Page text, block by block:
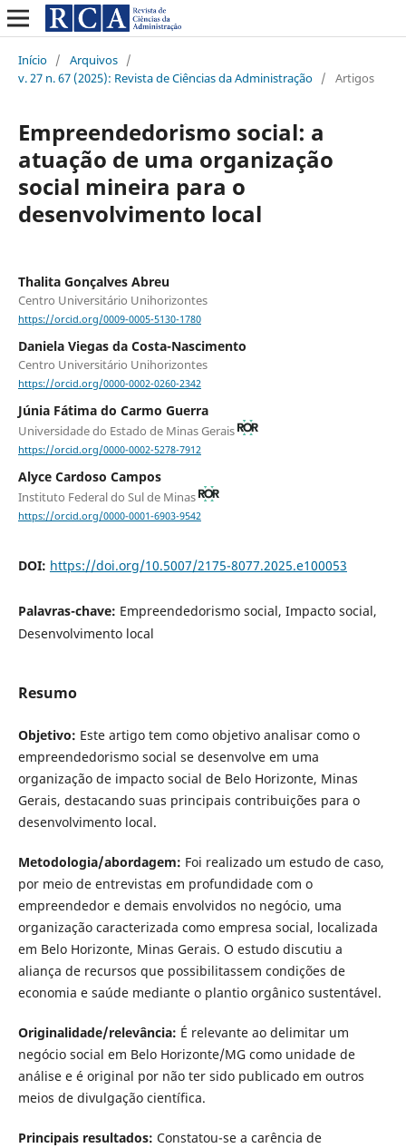
Início / Arquivos /
v. 27 n. 67 (2025): Revista de Ciências da Administração / Artigos
Empreendedorismo social: a
atuação de uma organização
social mineira para o
desenvolvimento local
Thalita Gonçalves Abreu
Centro Universitário Unihorizontes
https://orcid.org/0009-0005-5130-1780
Daniela Viegas da Costa-Nascimento
Centro Universitário Unihorizontes
https://orcid.org/0000-0002-0260-2342
Júnia Fátima do Carmo Guerra
Universidade do Estado de Minas Gerais
https://orcid.org/0000-0002-5278-7912
Alyce Cardoso Campos
Instituto Federal do Sul de Minas
https://orcid.org/0000-0001-6903-9542
DOI: https://doi.org/10.5007/2175-8077.2025.e100053
Palavras-chave: Empreendedorismo social, Impacto social,
Desenvolvimento local
Resumo
Objetivo: Este artigo tem como objetivo analisar como o
empreendedorismo social se desenvolve em uma
organização de impacto social de Belo Horizonte, Minas
Gerais, destacando suas principais contribuições para o
desenvolvimento local.
Metodologia/abordagem: Foi realizado um estudo de caso,
por meio de entrevistas em profundidade com o
empreendedor e demais envolvidos no negócio, uma
organização caracterizada como empresa social, localizada
em Belo Horizonte, Minas Gerais. O estudo discutiu a
aliança de recursos que possibilitassem condições de
economia e saúde mediante o plantio orgânico sustentável.
Originalidade/relevância: É relevante ao delimitar um
negócio social em Belo Horizonte/MG como unidade de
análise e é original por não ter sido publicado em outros
meios de divulgação científica.
Principais resultados: Constatou-se a carência de